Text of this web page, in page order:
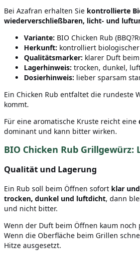
Bei Azafran erhalten Sie kontrollierte
wiederverschließbaren, licht- und
Variante: BIO Chicken Rub
Herkunft: kontrolliert
Qualitätsmarker: klarer Duft
Lagerhinweis: trocken, dunkel,
Dosierhinweis: lieber sparsam
Ein Chicken Rub entfaltet die rundeste
kommt.
Für eine aromatische Kruste reicht eine
dominant und kann bitter wirken.
BIO Chicken Rub
Qualität und Lagerung
Ein Rub soll beim Öffnen sofort klar
trocken, dunkel und luftdicht, dann
und nicht bitter.
Wenn der Duft beim Öffnen kaum
Wenn die Oberfläche beim Grillen
Hitze ausgesetzt.